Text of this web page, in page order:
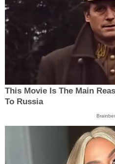
This Movie Is The Main
To Russia